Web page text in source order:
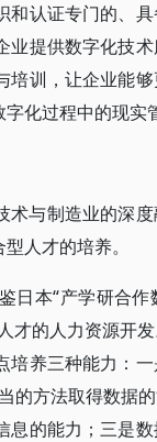
认证专门的、
提供数字化技
训，让企业能
化过程中的现实
与制造业的深
人才的培养。
日本“产学研合
才的人力资源开
养三种能力：
的方法取得数据
的能力；三是